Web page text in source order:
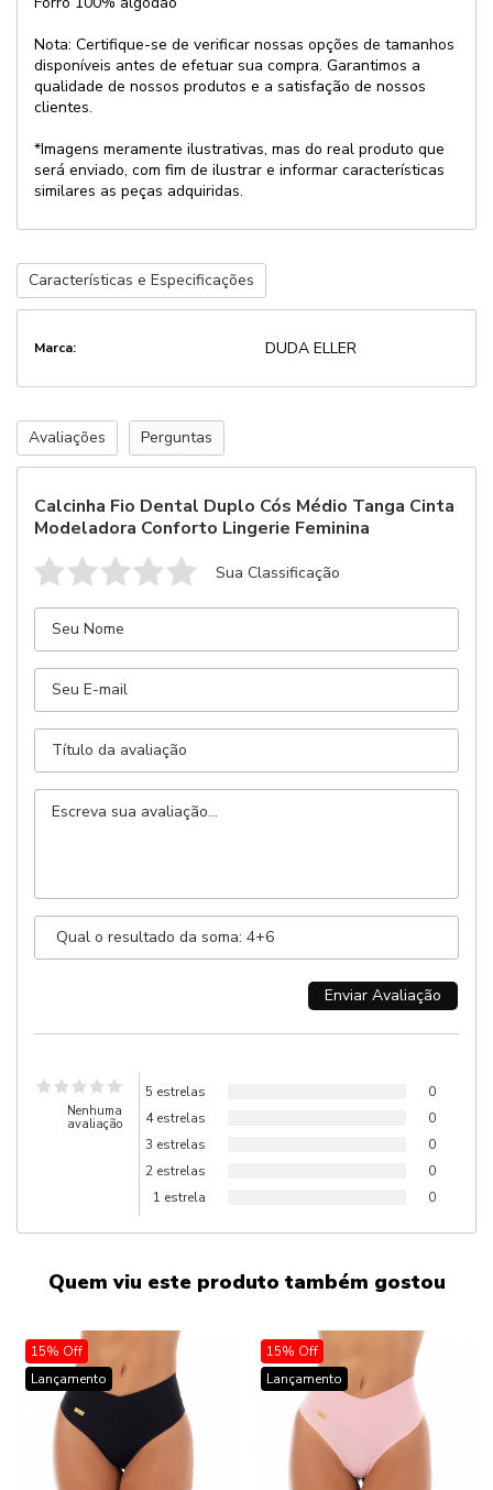
Nota: Certifique-se de verificar nossas opções de tamanhos
disponíveis antes de efetuar sua compra. Garantimos a
qualidade de nossos produtos e a satisfação de nossos
clientes.
*Imagens meramente ilustrativas, mas do real produto que
será enviado, com fim de ilustrar e informar características
similares as peças adquiridas.
Características e Especificações
Marca: DUDA ELLER
Avaliações Perguntas
Calcinha Fio Dental Duplo Cós Médio Tanga Cinta
Modeladora Conforto Lingerie Feminina
Sua Classificação
Nenhuma
avaliação
5 estrelas
0
4 estrelas
0
3 estrelas
0
2 estrelas
0
1 estrela
0
Quem viu este produto também gostou
15% Off
Lançamento
15% Off
Lançamento